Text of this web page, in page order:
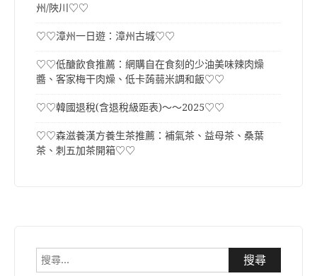
州/陜川♡♡
♡♡漳州一日遊：漳州古城♡♡
♡♡低醣飲食推薦：網購自在食刻的少油美味辣肉燥
醬、客家梅干肉燥、低卡蒟蒻米調和飯♡♡
♡♡韓國退稅(含退稅級距表)～～2025♡♡
♡♡森滋養漢方養生茶推薦：補氣茶、益母茶、桑葉
茶、刺五加茶開箱♡♡
搜
尋